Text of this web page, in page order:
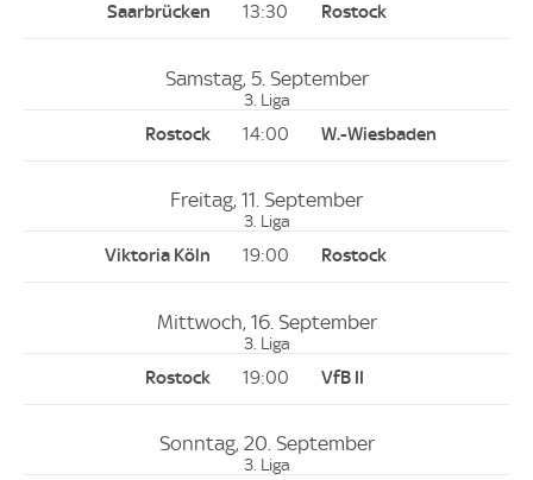
13:30
Samstag, 5. September
3. Liga
14:00
Freitag, 11. September
3. Liga
19:00
Mittwoch, 16. September
3. Liga
19:00
Sonntag, 20. September
3. Liga